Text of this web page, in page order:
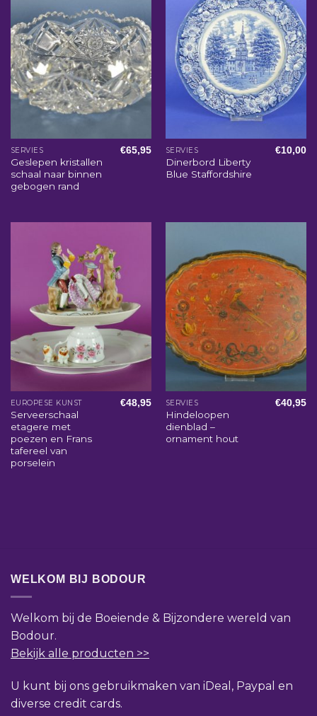
SERVIES
Geslepen kristallen
schaal naar binnen
gebogen rand
€65,95 SERVIES
Dinerbord Liberty
Blue Staffordshire
€10,00
EUROPESE KUNST
Serveerschaal
etagere met
poezen en Frans
tafereel van
porselein
€48,95 SERVIES
Hindeloopen
dienblad –
ornament hout
€40,95
WELKOM BIJ BODOUR
Welkom bij de Boeiende & Bijzondere wereld van
Bodour.
Bekijk alle producten >>
U kunt bij ons gebruikmaken van iDeal, Paypal en
diverse credit cards.